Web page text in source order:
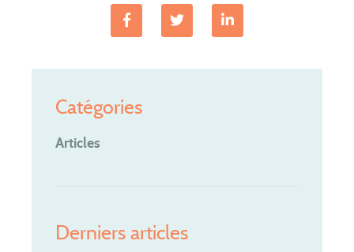
Appel d’urgence : 0 969 323 458
Catégories
Articles
Derniers articles